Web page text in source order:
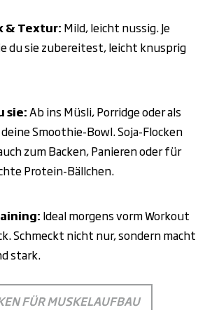
& Textur: Mild, leicht nussig. Je
du sie zubereitest, leicht knusprig
sie:Ab ins Müsli, Porridge oder als
Smoothie-Bowl. Soja-Flocken
zum Backen, Panieren oder für
Protein-Bällchen.
Ideal morgens vorm Workout
Schmeckt nicht nur, sondern macht
stark.
FÜR MUSKELAUFBAU